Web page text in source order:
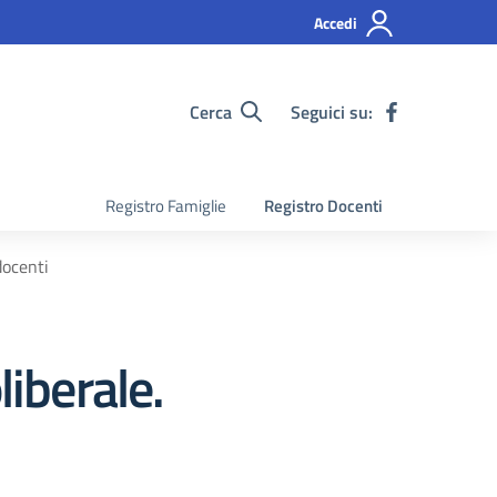
Accedi
Cerca Seguici su:
Registro Famiglie Registro Docenti